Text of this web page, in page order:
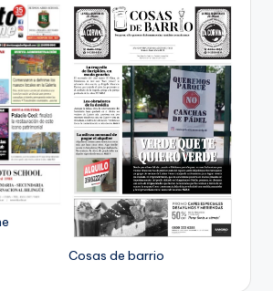
Cosas de barrio